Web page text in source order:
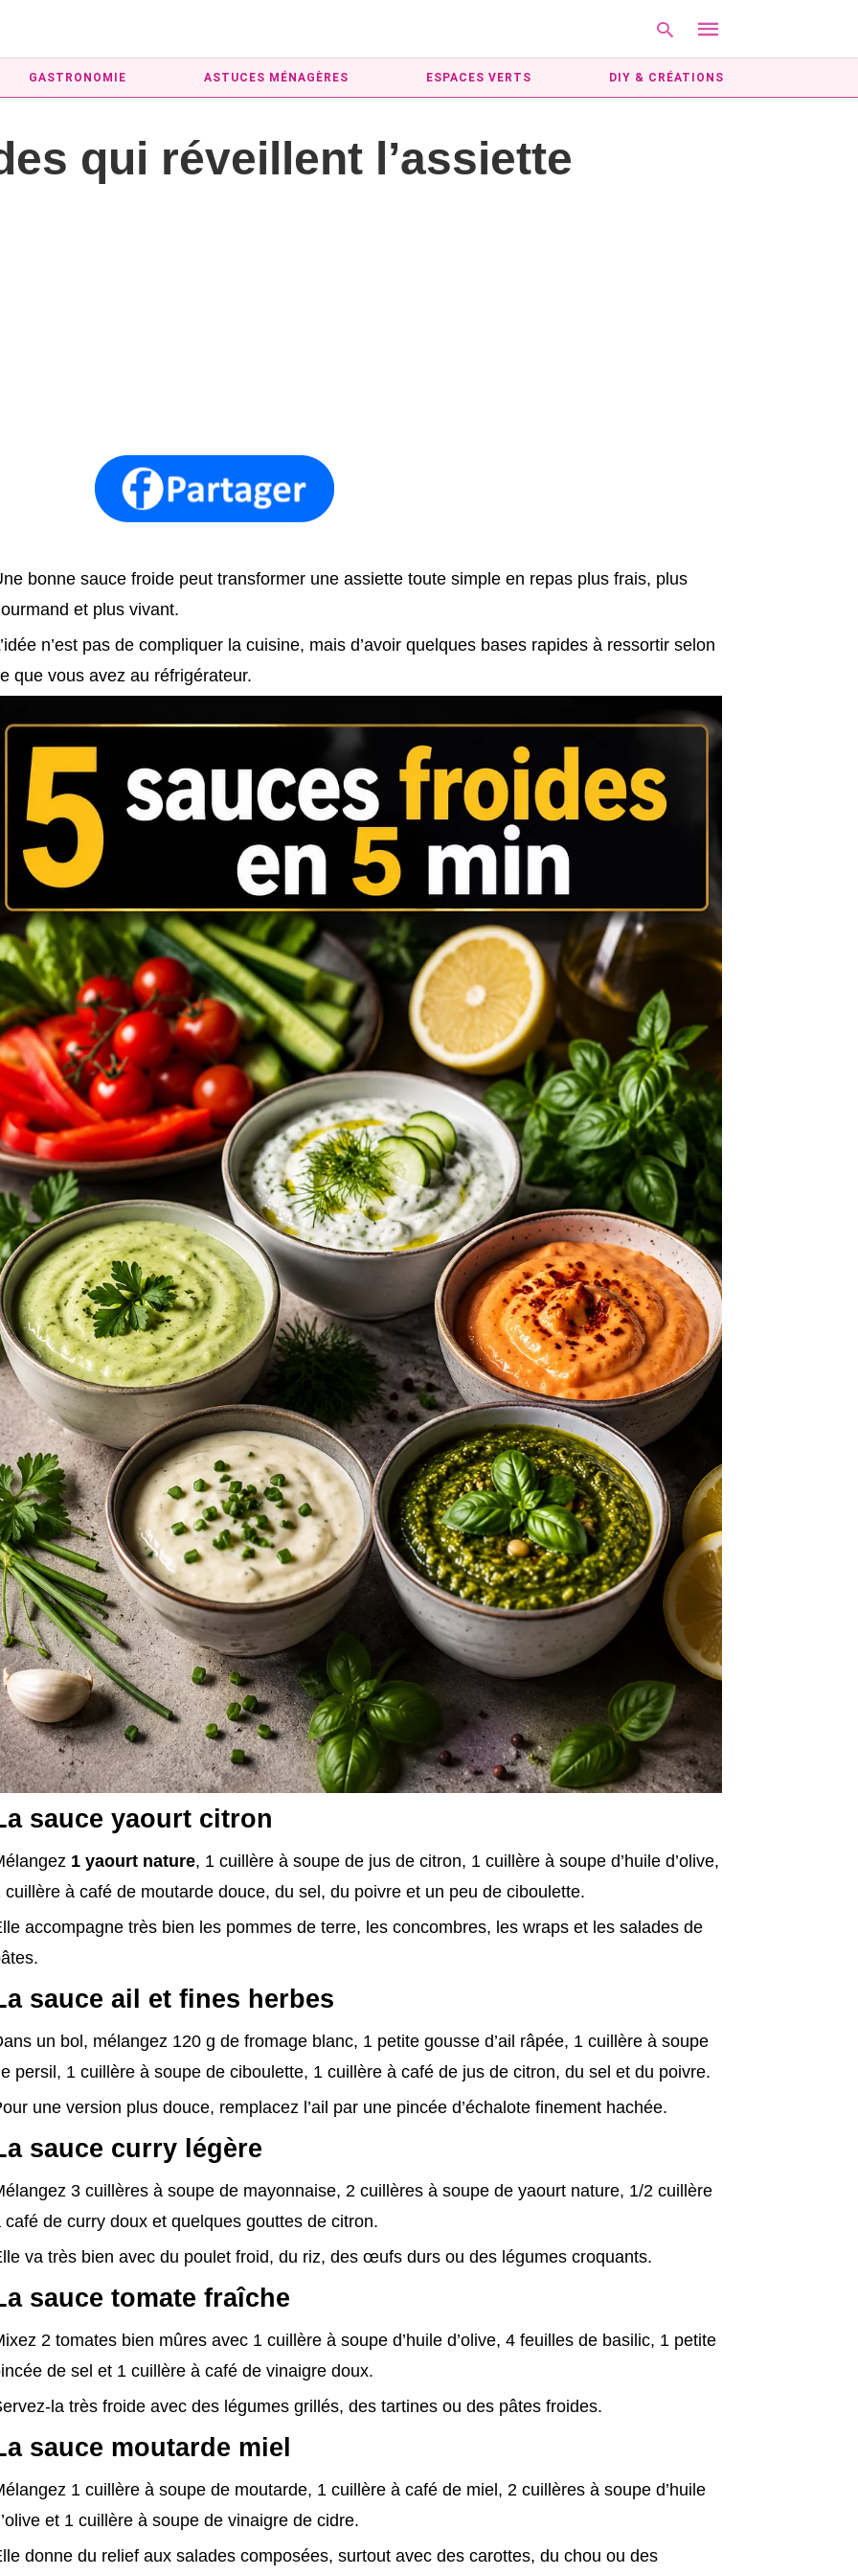
GASTRONOMIE ASTUCES MÉNAGÈRES ESPACES VERTS DIY & CRÉATIONS
qui réveillent l’assiette
bonne sauce froide peut transformer une assiette toute simple en repas plus frais, plus
et plus vivant.
n’est pas de compliquer la cuisine, mais d’avoir quelques bases rapides à ressortir selon
que vous avez au réfrigérateur.
sauce yaourt citron
1 yaourt nature, 1 cuillère à soupe de jus de citron, 1 cuillère à soupe d’huile d’olive,
cuillère à café de moutarde douce, du sel, du poivre et un peu de ciboulette.
accompagne très bien les pommes de terre, les concombres, les wraps et les salades de
sauce ail et fines herbes
un bol, mélangez 120 g de fromage blanc, 1 petite gousse d’ail râpée, 1 cuillère à soupe
persil, 1 cuillère à soupe de ciboulette, 1 cuillère à café de jus de citron, du sel et du poivre.
une version plus douce, remplacez l’ail par une pincée d’échalote finement hachée.
sauce curry légère
3 cuillères à soupe de mayonnaise, 2 cuillères à soupe de yaourt nature, 1/2 cuillère
café de curry doux et quelques gouttes de citron.
va très bien avec du poulet froid, du riz, des œufs durs ou des légumes croquants.
sauce tomate fraîche
2 tomates bien mûres avec 1 cuillère à soupe d’huile d’olive, 4 feuilles de basilic, 1 petite
de sel et 1 cuillère à café de vinaigre doux.
la très froide avec des légumes grillés, des tartines ou des pâtes froides.
sauce moutarde miel
1 cuillère à soupe de moutarde, 1 cuillère à café de miel, 2 cuillères à soupe d’huile
et 1 cuillère à soupe de vinaigre de cidre.
donne du relief aux salades composées, surtout avec des carottes, du chou ou des